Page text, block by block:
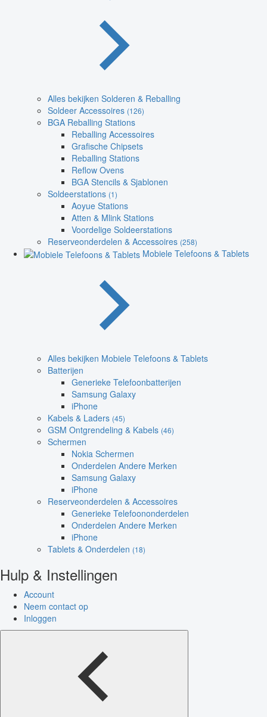
Alles bekijken Solderen & Reballing
Soldeer Accessoires (126)
BGA Reballing Stations
Reballing Accessoires
Grafische Chipsets
Reballing Stations
Reflow Ovens
BGA Stencils & Sjablonen
Soldeerstations (1)
Aoyue Stations
Atten & Mlink Stations
Voordelige Soldeerstations
Reserveonderdelen & Accessoires (258)
Mobiele Telefoons & Tablets
Alles bekijken Mobiele Telefoons & Tablets
Batterijen
Generieke Telefoonbatterijen
Samsung Galaxy
iPhone
Kabels & Laders (45)
GSM Ontgrendeling & Kabels (46)
Schermen
Nokia Schermen
Onderdelen Andere Merken
Samsung Galaxy
iPhone
Reserveonderdelen & Accessoires
Generieke Telefoononderdelen
Onderdelen Andere Merken
iPhone
Tablets & Onderdelen (18)
Hulp & Instellingen
Account
Neem contact op
Inloggen